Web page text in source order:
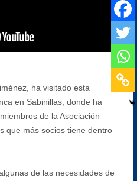
ha visitado esta
en Sabinillas, donde ha
de la Asociación
que más socios tiene dentro
de las necesidades de